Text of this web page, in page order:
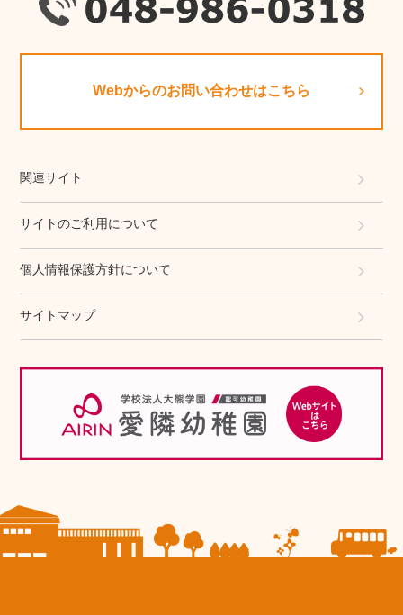
Webからのお問い合わせはこちら
関連サイト
サイトのご利用について
個人情報保護方針について
サイトマップ